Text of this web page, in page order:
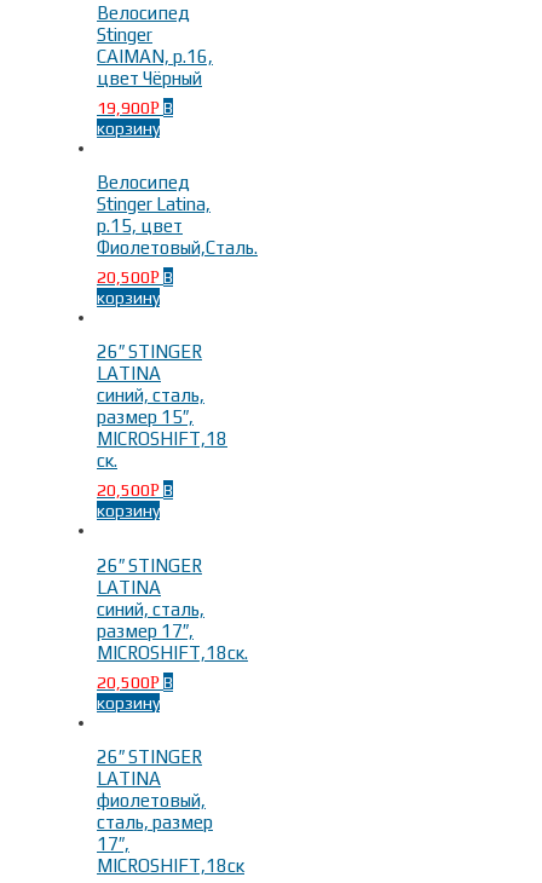
Велосипед
Stinger
CAIMAN, р.16,
цвет Чёрный
19,900Р В
корзину
Велосипед
Stinger Latina,
р.15, цвет
Фиолетовый,Сталь.
20,500Р В
корзину
26″ STINGER
LATINA
синий, сталь,
размер 15″,
MICROSHIFT,18
ск.
20,500Р В
корзину
26″ STINGER
LATINA
синий, сталь,
размер 17″,
MICROSHIFT,18ск.
20,500Р В
корзину
26″ STINGER
LATINA
фиолетовый,
сталь, размер
17″,
MICROSHIFT,18ск